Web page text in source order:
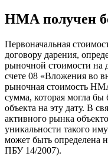
НМА получен
Первоначальная
договору дарения,
рыночной стоимости на
счете 08 «Вложения во
рыночная стоимость
сумма, которая могла бы
объекта на эту дату. В
активного рынка
уникальности такого
может быть определена
ПБУ 14/2007).